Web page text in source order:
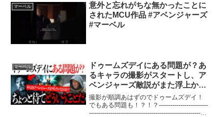
マーベル
意外と忘れがちな無かったことに
されたMCU作品 #アベンジャーズ
#マーベル
マーベル
ドゥームズデイにある問題が？あ
るキャラの撮影がスタートし、ア
ベンジャーズ敵説がまた浮上か
【MCU/アベンジャーズ/アメコミ/
マーベル】
撮影が順調あはずのでドゥームズデイ！
でもある問題も！？！？-------------------------
------------------------------------------------------------